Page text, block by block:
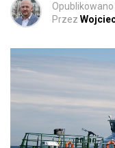
Opublikowano
Przez